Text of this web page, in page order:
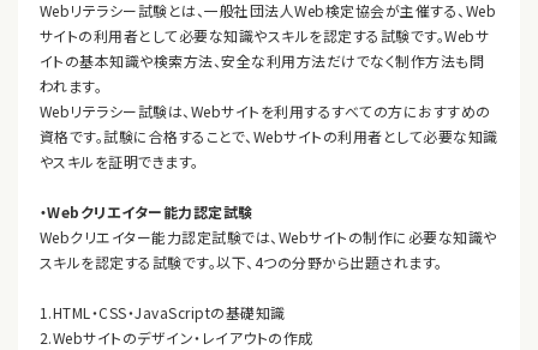
Webリテラシー試験とは、一般社団法人Web検定協会が主催する、Web
サイトの利用者として必要な知識やスキルを認定する試験です。Webサ
イトの基本知識や検索方法、安全な利用方法だけでなく制作方法も問
われます。
Webリテラシー試験は、Webサイトを利用するすべての方におすすめの
資格です。試験に合格することで、Webサイトの利用者として必要な知識
やスキルを証明できます。
・Webクリエイター能力認定試験
Webクリエイター能力認定試験では、Webサイトの制作に必要な知識や
スキルを認定する試験です。以下、4つの分野から出題されます。
1.HTML・CSS・JavaScriptの基礎知識
2.Webサイトのデザイン・レイアウトの作成